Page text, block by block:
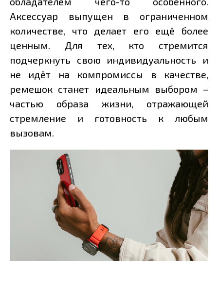
Аксессуар выпущен в ограниченном
количестве, что делает его ещё более
ценным. Для тех, кто стремится
подчеркнуть свою индивидуальность и
не идёт на компромиссы в качестве,
ремешок станет идеальным выбором –
частью образа жизни, отражающей
стремление и готовность к любым
вызовам.